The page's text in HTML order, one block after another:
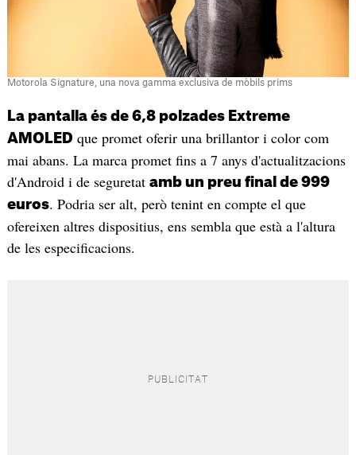
Motorola Signature, una nova gamma exclusiva de mòbils prims
La pantalla és de 6,8 polzades Extreme
AMOLED que promet oferir una brillantor i color com
mai abans. La marca promet fins a 7 anys d'actualitzacions
d'Android i de seguretat amb un preu final de 999
euros. Podria ser alt, però tenint en compte el que
ofereixen altres dispositius, ens sembla que està a l'altura
de les especificacions.